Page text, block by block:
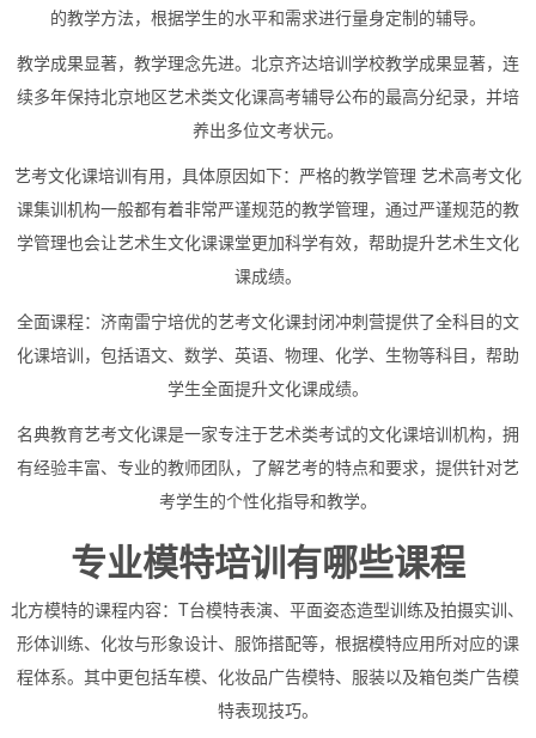
的教学方法，根据学生的水平和需求进行量身定制的辅导。
教学成果显著，教学理念先进。北京齐达培训学校教学成果显著，连
续多年保持北京地区艺术类文化课高考辅导公布的最高分纪录，并培
养出多位文考状元。
艺考文化课培训有用，具体原因如下：严格的教学管理 艺术高考文化
课集训机构一般都有着非常严谨规范的教学管理，通过严谨规范的教
学管理也会让艺术生文化课课堂更加科学有效，帮助提升艺术生文化
课成绩。
全面课程：济南雷宁培优的艺考文化课封闭冲刺营提供了全科目的文
化课培训，包括语文、数学、英语、物理、化学、生物等科目，帮助
学生全面提升文化课成绩。
名典教育艺考文化课是一家专注于艺术类考试的文化课培训机构，拥
有经验丰富、专业的教师团队，了解艺考的特点和要求，提供针对艺
考学生的个性化指导和教学。
专业模特培训有哪些课程
北方模特的课程内容：T台模特表演、平面姿态造型训练及拍摄实训、
形体训练、化妆与形象设计、服饰搭配等，根据模特应用所对应的课
程体系。其中更包括车模、化妆品广告模特、服装以及箱包类广告模
特表现技巧。